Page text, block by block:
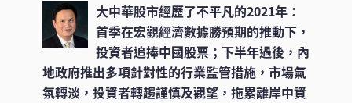
大中華股市經歷了不平凡的2021年：
首季在宏觀經濟數據勝預期的推動下，
投資者追捧中國股票；下半年過後，內
地政府推出多項針對性的行業監管措施，市場氣
氛轉淡，投資者轉趨謹慎及觀望，拖累離岸中資